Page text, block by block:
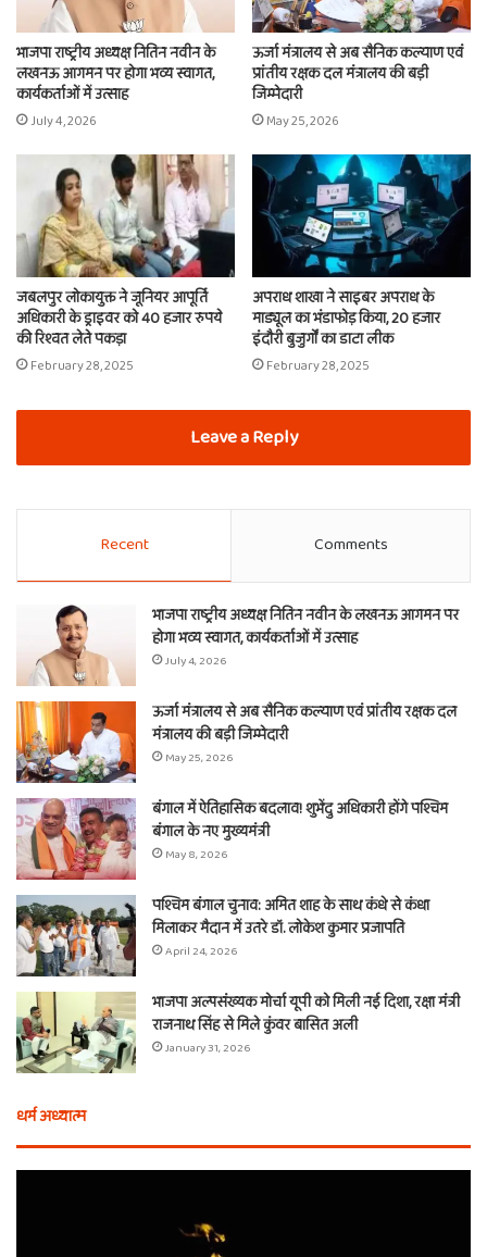
भाजपा राष्ट्रीय अध्यक्ष नितिन नवीन के
लखनऊ आगमन पर होगा भव्य स्वागत,
कार्यकर्ताओं में उत्साह
July 4, 2026
ऊर्जा मंत्रालय से अब सैनिक कल्याण एवं
प्रांतीय रक्षक दल मंत्रालय की बड़ी
जिम्मेदारी
May 25, 2026
जबलपुर लोकायुक्त ने जूनियर आपूर्ति
अधिकारी के ड्राइवर को 40 हजार रुपये
की रिश्वत लेते पकड़ा
February 28, 2025
अपराध शाखा ने साइबर अपराध के
माड्यूल का भंडाफोड़ किया, 20 हजार
इंदौरी बुजुर्गों का डाटा लीक
February 28, 2025
Leave a Reply
Recent Comments
भाजपा राष्ट्रीय अध्यक्ष नितिन नवीन के लखनऊ आगमन पर
होगा भव्य स्वागत, कार्यकर्ताओं में उत्साह
July 4, 2026
ऊर्जा मंत्रालय से अब सैनिक कल्याण एवं प्रांतीय रक्षक दल
मंत्रालय की बड़ी जिम्मेदारी
May 25, 2026
बंगाल में ऐतिहासिक बदलाव! शुभेंदु अधिकारी होंगे पश्चिम
बंगाल के नए मुख्यमंत्री
May 8, 2026
पश्चिम बंगाल चुनाव: अमित शाह के साथ कंधे से कंधा
मिलाकर मैदान में उतरे डॉ. लोकेश कुमार प्रजापति
April 24, 2026
भाजपा अल्पसंख्यक मोर्चा यूपी को मिली नई दिशा, रक्षा मंत्री
राजनाथ सिंह से मिले कुंवर बासित अली
January 31, 2026
धर्म अध्यात्म